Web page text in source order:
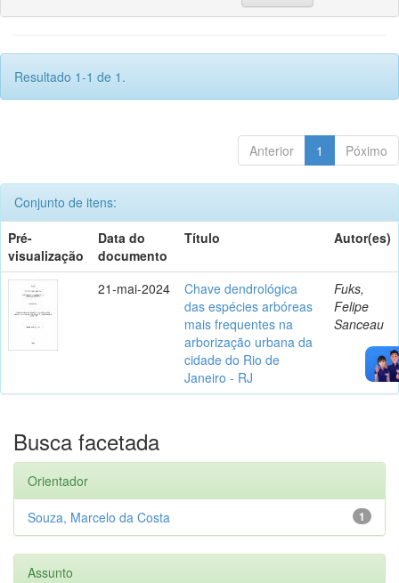
Resultado 1-1 de 1.
Anterior 1 Póximo
Conjunto de itens:
Pré-
visualização
Data do
documento
Título Autor(es)
21-mai-2024
Chave dendrológica
das espécies arbóreas
mais frequentes na
arborização urbana da
cidade do Rio de
Janeiro - RJ
Fuks,
Felipe
Sanceau
Busca facetada
Orientador
1
Souza, Marcelo da Costa
Assunto